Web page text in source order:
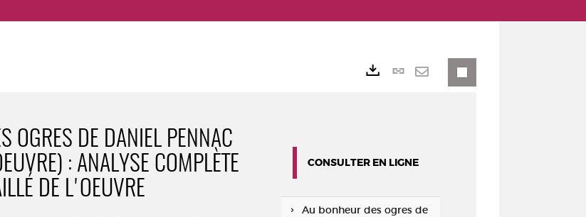
OGRES DE DANIEL PENNAC
: ANALYSE COMPLÈTE
DE L'OEUVRE
Lien
CONSULTER EN LIGNE
Au bonheur des ogres de